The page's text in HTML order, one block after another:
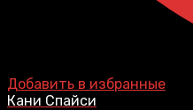
Добавить в избранные
Кани Спайси